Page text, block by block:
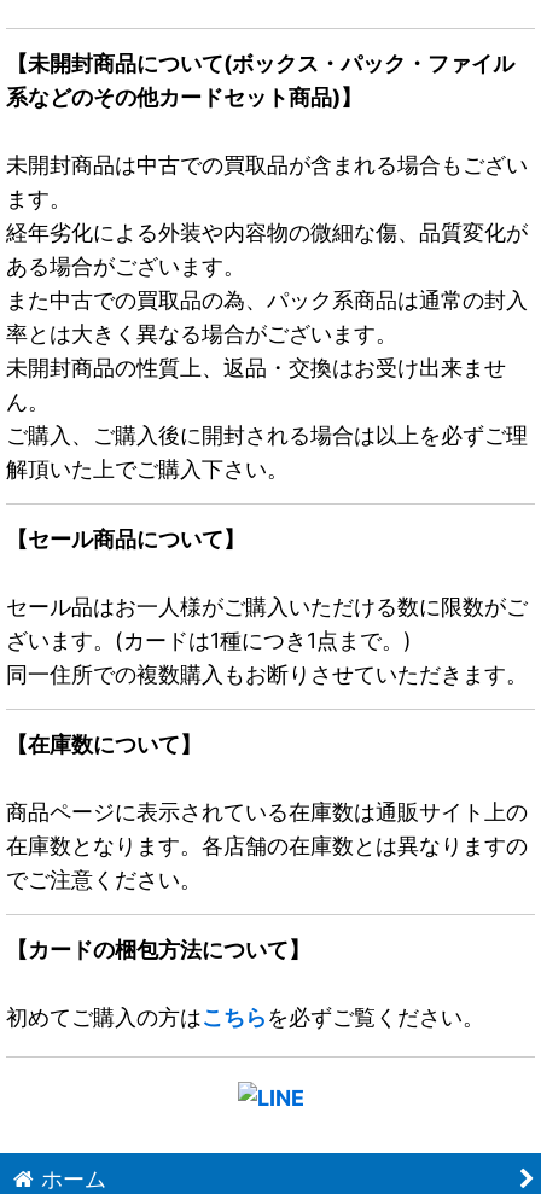
【未開封商品について(ボックス・パック・ファイル
系などのその他カードセット商品)】
未開封商品は中古での買取品が含まれる場合もござい
ます。
経年劣化による外装や内容物の微細な傷、品質変化が
ある場合がございます。
また中古での買取品の為、パック系商品は通常の封入
率とは大きく異なる場合がございます。
未開封商品の性質上、返品・交換はお受け出来ませ
ん。
ご購入、ご購入後に開封される場合は以上を必ずご理
解頂いた上でご購入下さい。
【セール商品について】
セール品はお一人様がご購入いただける数に限数がご
ざいます。(カードは1種につき1点まで。)
同一住所での複数購入もお断りさせていただきます。
【在庫数について】
商品ページに表示されている在庫数は通販サイト上の
在庫数となります。各店舗の在庫数とは異なりますの
でご注意ください。
【カードの梱包方法について】
初めてご購入の方はこちらを必ずご覧ください。
ホーム